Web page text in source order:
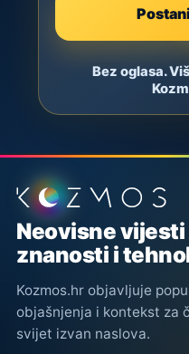
Bez oglasa.
Podnožje stranice
Neovisne vijesti
znanosti i
Kozmos.hr objavljuje
objašnjenja i kontekst za
svijet izvan naslova.